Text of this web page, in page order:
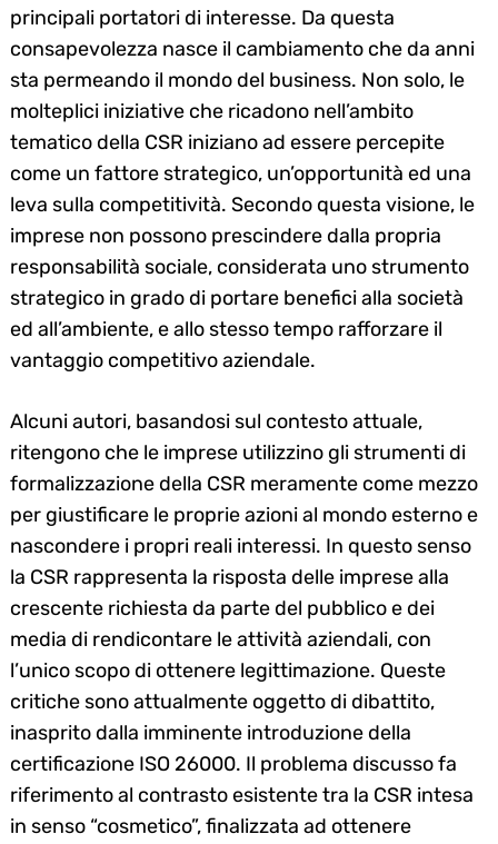
principali portatori di interesse. Da questa
consapevolezza nasce il cambiamento che da anni
sta permeando il mondo del business. Non solo, le
molteplici iniziative che ricadono nell’ambito
tematico della CSR iniziano ad essere percepite
come un fattore strategico, un’opportunità ed una
leva sulla competitività. Secondo questa visione, le
imprese non possono prescindere dalla propria
responsabilità sociale, considerata uno strumento
strategico in grado di portare benefici alla società
ed all’ambiente, e allo stesso tempo rafforzare il
vantaggio competitivo aziendale.
Alcuni autori, basandosi sul contesto attuale,
ritengono che le imprese utilizzino gli strumenti di
formalizzazione della CSR meramente come mezzo
per giustificare le proprie azioni al mondo esterno e
nascondere i propri reali interessi. In questo senso
la CSR rappresenta la risposta delle imprese alla
crescente richiesta da parte del pubblico e dei
media di rendicontare le attività aziendali, con
l’unico scopo di ottenere legittimazione. Queste
critiche sono attualmente oggetto di dibattito,
inasprito dalla imminente introduzione della
certificazione ISO 26000. Il problema discusso fa
riferimento al contrasto esistente tra la CSR intesa
in senso “cosmetico”, finalizzata ad ottenere